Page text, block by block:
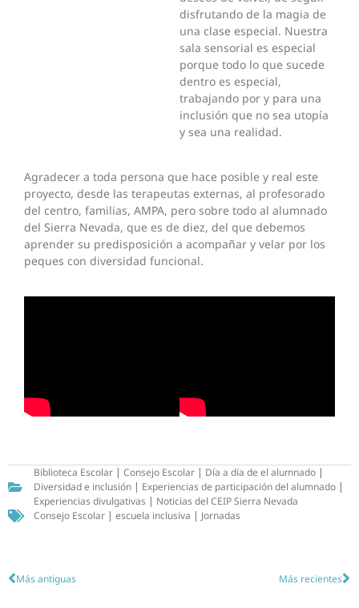
disfrutando de la magia de
una clase especial. Nuestra
sala sensorial es especial
porque todo lo que sucede
dentro es especial,
trabajando por y para una
inclusión que no sea utopía
y sea una realidad.
Agradecer a toda persona que hace posible y real este
proyecto, desde las terapeutas externas, al profesorado
del centro, familias, AMPA, pero sobre todo al alumnado
del Sierra Nevada, que es de diez, del que debemos
aprender su predisposición a acompañar y velar por los
peques con diversidad funcional.
Biblioteca Escolar | Consejo Escolar | Día a día de el alumnado |
Diversidad e inclusión | Experiencias de participación del alumnado |
Experiencias divulgativas | Noticias del CEIP Sierra Nevada
Consejo Escolar | escuela inclusiva | Jornadas
Más antiguas Más recientes